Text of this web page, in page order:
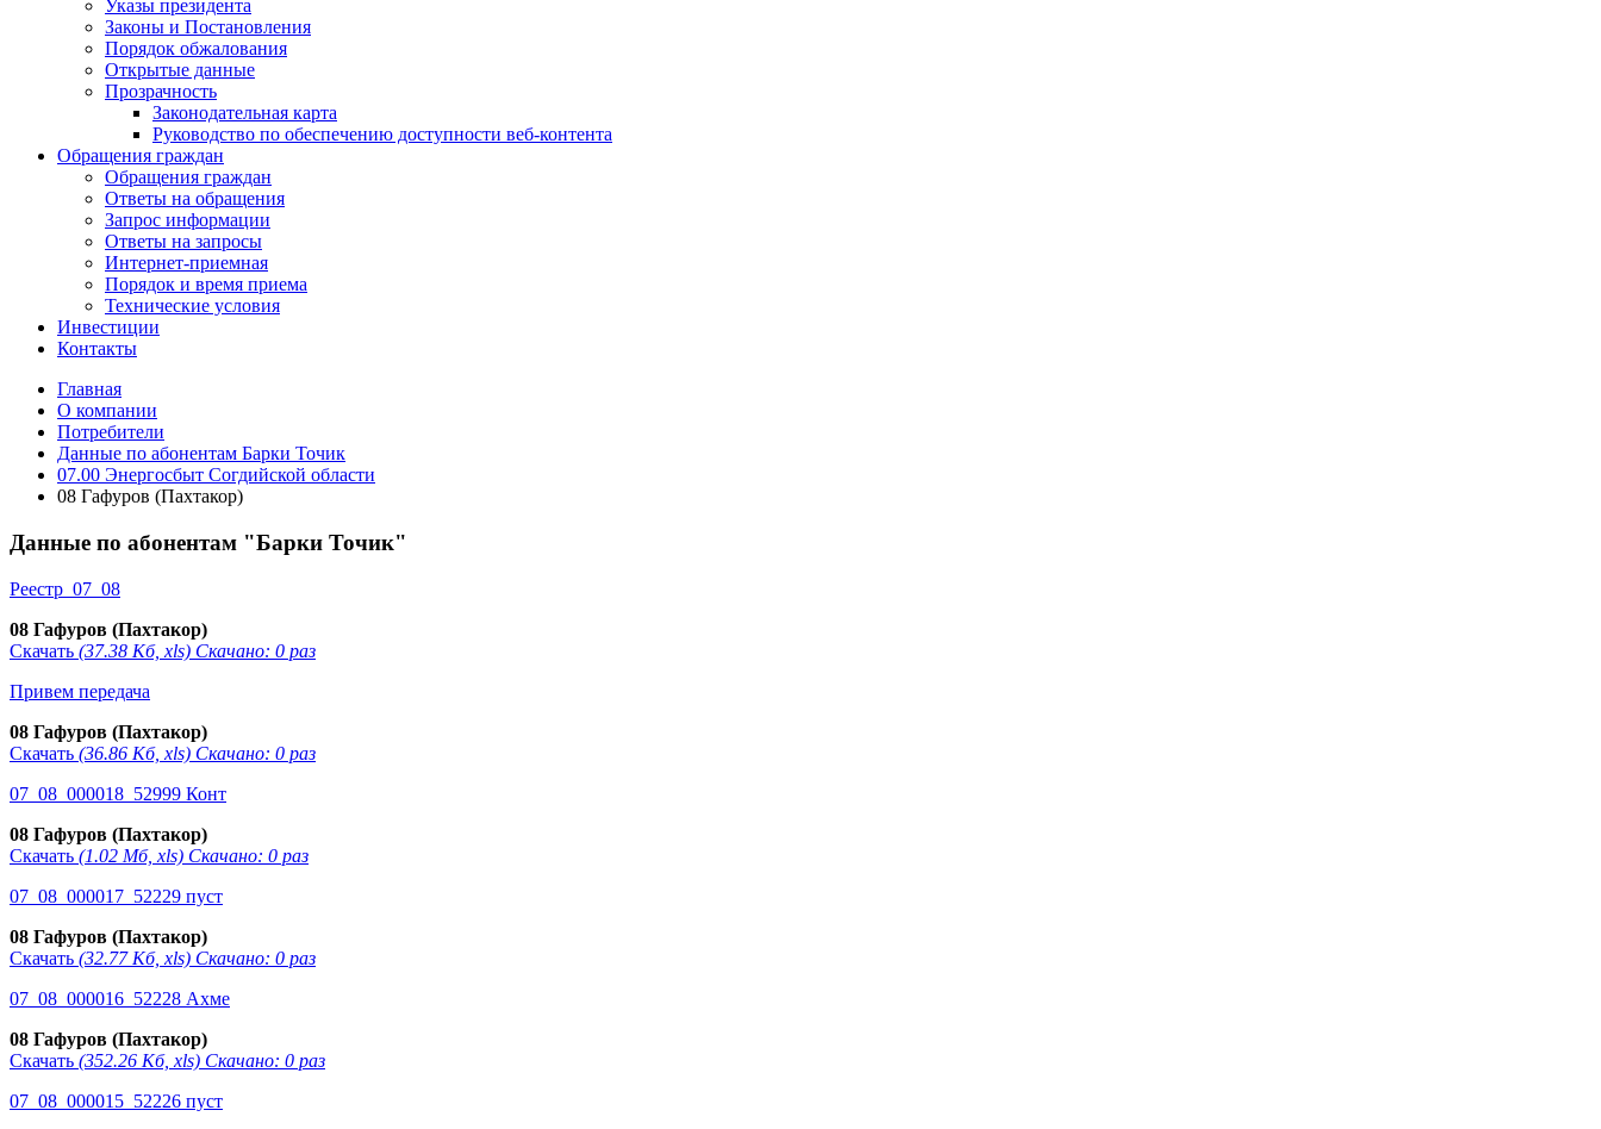
Указы президента
Законы и Постановления
Порядок обжалования
Открытые данные
Прозрачность
Законодательная карта
Руководство по обеспечению доступности веб-контента
Обращения граждан
Обращения граждан
Ответы на обращения
Запрос информации
Ответы на запросы
Интернет-приемная
Порядок и время приема
Технические условия
Инвестиции
Контакты
Главная
О компании
Потребители
Данные по абонентам Барки Точик
07.00 Энергосбыт Согдийской области
08 Гафуров (Пахтакор)
Данные по абонентам "Барки Точик"
Реестр_07_08
08 Гафуров (Пахтакор)
Скачать (37.38 Кб, xls) Скачано: 0 раз
Привем передача
08 Гафуров (Пахтакор)
Скачать (36.86 Кб, xls) Скачано: 0 раз
07_08_000018_52999 Конт
08 Гафуров (Пахтакор)
Скачать (1.02 Мб, xls) Скачано: 0 раз
07_08_000017_52229 пуст
08 Гафуров (Пахтакор)
Скачать (32.77 Кб, xls) Скачано: 0 раз
07_08_000016_52228 Ахме
08 Гафуров (Пахтакор)
Скачать (352.26 Кб, xls) Скачано: 0 раз
07_08_000015_52226 пуст